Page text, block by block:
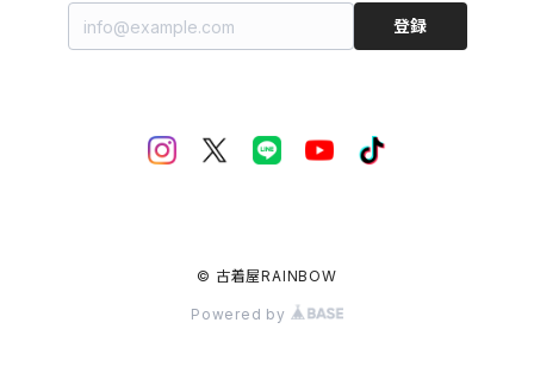
登録
© 古着屋RAINBOW
Powered by